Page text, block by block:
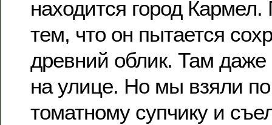
находится город Кармел.
тем, что он пытается
древний облик. Там даже
на улице. Но мы взяли
томатному супчику и